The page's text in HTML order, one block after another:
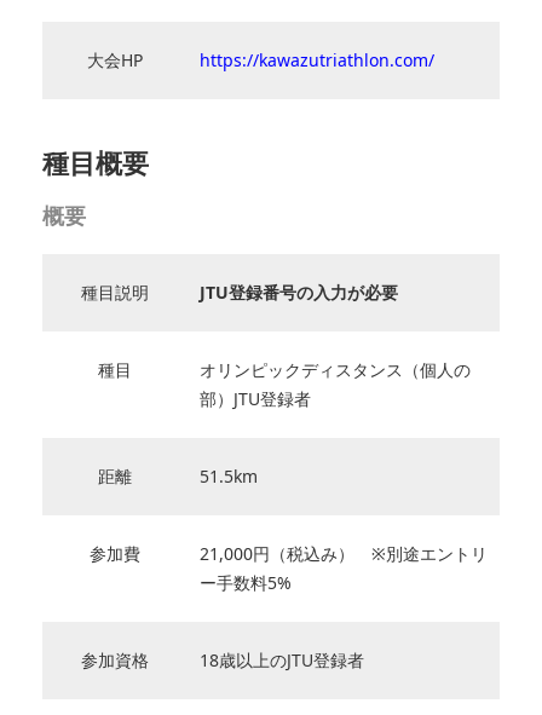
大会HP https://kawazutriathlon.com/
種目概要
概要
種目説明 JTU登録番号の入力が必要
種目
オリンピックディスタンス（個人の
部）JTU登録者
距離 51.5km
参加費
21,000円（税込み） ※別途エントリ
ー手数料5%
参加資格 18歳以上のJTU登録者